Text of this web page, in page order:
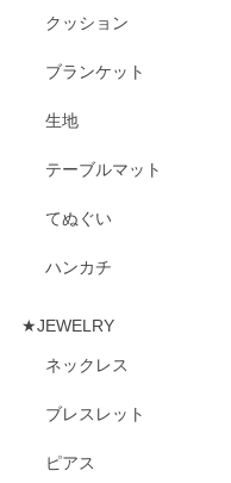
クッション
ブランケット
生地
テーブルマット
てぬぐい
ハンカチ
★JEWELRY
ネックレス
ブレスレット
ピアス